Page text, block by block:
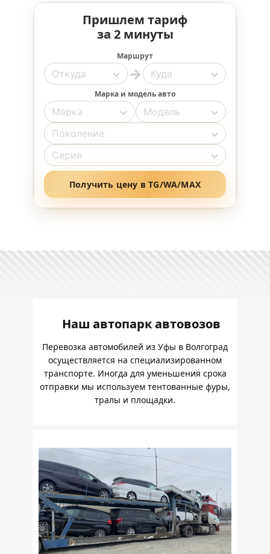
Пришлем тариф
за 2 минуты
Маршрут
→
Марка и модель авто
Получить цену в TG/WA/MAX
Наш автопарк автовозов
Перевозка автомобилей из Уфы в Волгоград
осуществляется на специализированном
транспорте. Иногда для уменьшения срока
отправки мы используем тентованные фуры,
тралы и площадки.